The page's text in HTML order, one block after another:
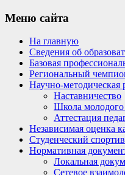
Меню сайта
На главную
Сведения об
Базовая
Региональный
Научно-методическая
Наставничество
Школа молодого
Аттестация
Независимая оценка
Студенческий
Нормативная
Локальная
Сетевое